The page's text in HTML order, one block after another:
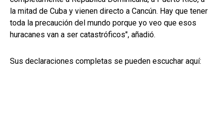
la mitad de Cuba y vienen directo a Cancún. Hay que tener
toda la precaución del mundo porque yo veo que esos
huracanes van a ser catastróficos", añadió.
Sus declaraciones completas se pueden escuchar aquí: